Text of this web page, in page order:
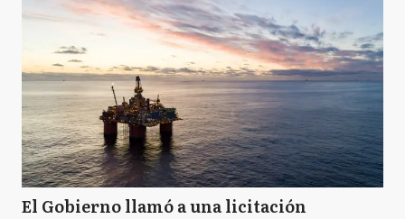
El Gobierno llamó a una licitación